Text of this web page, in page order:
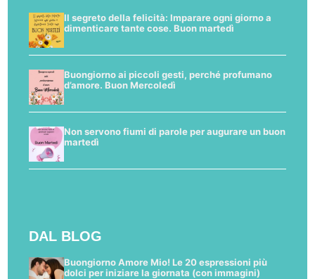
Il segreto della felicità: Imparare ogni giorno a
dimenticare tante cose. Buon martedì
Buongiorno ai piccoli gesti, perché profumano
d’amore. Buon Mercoledì
Non servono fiumi di parole per augurare un buon
martedì
DAL BLOG
Buongiorno Amore Mio! Le 20 espressioni più
dolci per iniziare la giornata (con immagini)